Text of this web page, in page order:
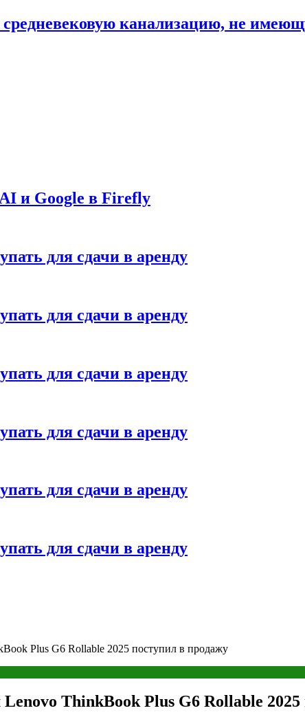
канализацию, не
и Google в Firefly
для сдачи в аренду
для сдачи в аренду
для сдачи в аренду
для сдачи в аренду
для сдачи в аренду
для сдачи в аренду
Plus G6 Rollable 2025 поступил в продажу
ThinkBook Plus G6 Rollable 2025